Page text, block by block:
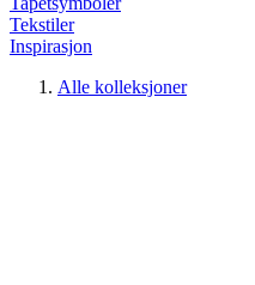
Tekstiler
Inspirasjon
Alle kolleksjoner